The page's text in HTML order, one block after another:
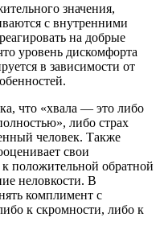
значения,
с внутренними
на добрые
уровень дискомфорта
в зависимости от
что «хвала — это либо
либо страх
человек. Также
свои
положительной обратной
неловкости. В
комплимент с
к скромности, либо к